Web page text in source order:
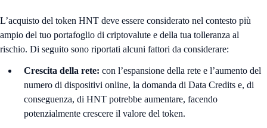
L’acquisto del token HNT deve essere considerato nel contesto più
ampio del tuo portafoglio di criptovalute e della tua tolleranza al
rischio. Di seguito sono riportati alcuni fattori da considerare:
Crescita della rete: con l’espansione della rete e l’aumento del
numero di dispositivi online, la domanda di Data Credits e, di
conseguenza, di HNT potrebbe aumentare, facendo
potenzialmente crescere il valore del token.